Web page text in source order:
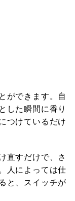
ができます。自
した瞬間に香り
つけているだけ
直すだけで、さ
人によっては仕
と、スイッチが